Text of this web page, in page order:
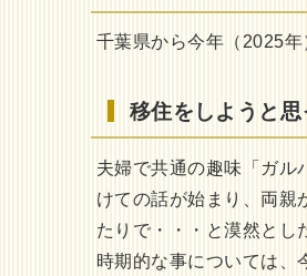
千葉県から今年（2025年
移住をしようと思
夫婦で共通の趣味「ガル
けての話が始まり、両親
たりで・・・と漠然とし
時期的な事については、